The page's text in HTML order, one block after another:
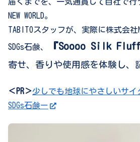
NEW WORLD。
TABITOスタッフが、実際に株式会社
SDGs石鹸、 『Soooo Silk
寄せ、香りや使用感を体験し、
＜PR＞少しでも地球にやさしいサ
SDGs石鹸ー